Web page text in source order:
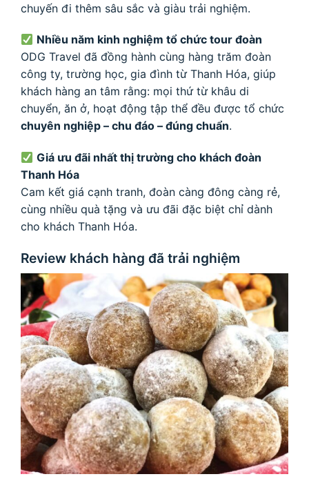
chuyến đi thêm sâu sắc và giàu trải nghiệm.
Nhiều năm kinh nghiệm tổ chức tour đoàn
ODG Travel đã đồng hành cùng hàng trăm đoàn
công ty, trường học, gia đình từ Thanh Hóa, giúp
khách hàng an tâm rằng: mọi thứ từ khâu di
chuyển, ăn ở, hoạt động tập thể đều được tổ chức
chuyên nghiệp – chu đáo – đúng chuẩn.
Giá ưu đãi nhất thị trường cho khách đoàn
Thanh Hóa
Cam kết giá cạnh tranh, đoàn càng đông càng rẻ,
cùng nhiều quà tặng và ưu đãi đặc biệt chỉ dành
cho khách Thanh Hóa.
Review khách hàng đã trải nghiệm